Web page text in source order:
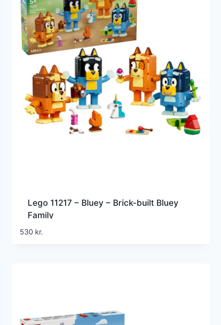
Lego 11217 – Bluey – Brick-built Bluey
Family
530 kr.